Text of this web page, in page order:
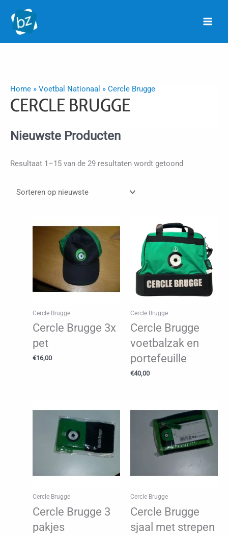
naar
Home » Voetbal Nationaal » Cercle Brugge
CERCLE BRUGGE
Nieuwste Producten
Resultaat 1–15 van de 29 resultaten wordt getoondGesorteerd
Cercle Brugge
Cercle Brugge 3x
pet
€16,00
Cercle Brugge
Cercle Brugge
voetbalzak en
portefeuille
€40,00
Cercle Brugge
Cercle Brugge 3
pakjes
Cercle Brugge
Cercle Brugge
sjaal met strepen